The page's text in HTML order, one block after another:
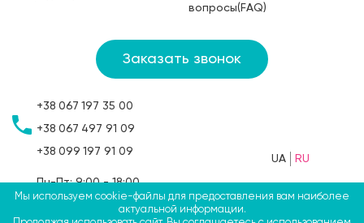
вопросы(FAQ)
Заказать звонок
+38 067 197 35 00
+38 067 497 91 09
+38 099 197 91 09
Пн-Пт: 9:00 - 18:00
Сб: 9:00 - 15:00
UA RU
Мы используем cookie-файлы для предоставления вам наиболее
актуальной информации.